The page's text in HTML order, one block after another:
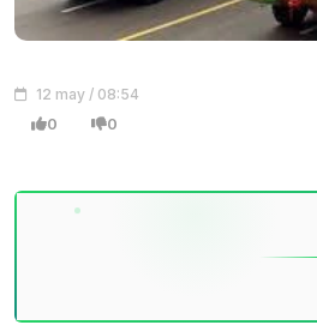
12 may / 08:54
0 0